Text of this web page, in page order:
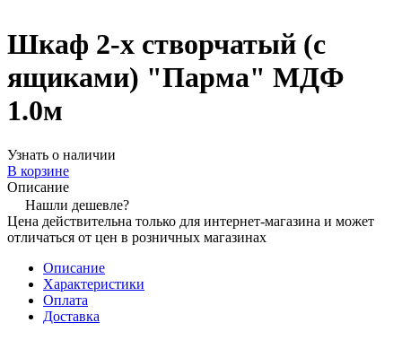
Шкаф 2-х створчатый (с
ящиками) "Парма" МДФ
1.0м
Узнать о наличии
В корзине
Описание
Нашли дешевле?
Цена действительна только для интернет-магазина и может
отличаться от цен в розничных магазинах
Описание
Характеристики
Оплата
Доставка